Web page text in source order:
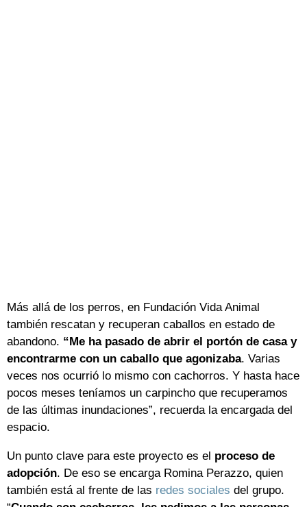
Más allá de los perros, en Fundación Vida Animal
también rescatan y recuperan caballos en estado de
abandono. “Me ha pasado de abrir el portón de casa y
encontrarme con un caballo que agonizaba. Varias
veces nos ocurrió lo mismo con cachorros. Y hasta hace
pocos meses teníamos un carpincho que recuperamos
de las últimas inundaciones”, recuerda la encargada del
espacio.
Un punto clave para este proyecto es el proceso de
adopción. De eso se encarga Romina Perazzo, quien
también está al frente de las redes sociales del grupo.